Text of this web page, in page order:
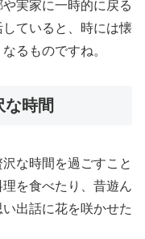
実家に一時的に戻る
ていると、時には懐
るものですね。
時間
な時間を過ごすこと
を食べたり、昔遊ん
出話に花を咲かせた